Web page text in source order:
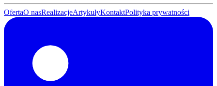
OfertaO nasRealizacjeArtykułyKontaktPolityka prywatności